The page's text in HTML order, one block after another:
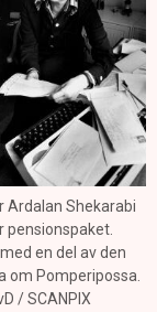
Shekarabi
pensionspaket.
en del av den
om Pomperipossa.
/ SCANPIX